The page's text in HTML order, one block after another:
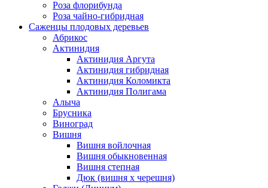
Роза флорибунда
Роза чайно-гибридная
Саженцы плодовых деревьев
Абрикос
Актинидия
Актинидия Аргута
Актинидия гибридная
Актинидия Коломикта
Актинидия Полигама
Алыча
Брусника
Виноград
Вишня
Вишня войлочная
Вишня обыкновенная
Вишня степная
Дюк (вишня х черешня)